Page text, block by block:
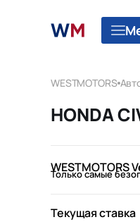
WESTMOTORS
HONDA
WESTMOTORS
Только самые
Текущая ставка